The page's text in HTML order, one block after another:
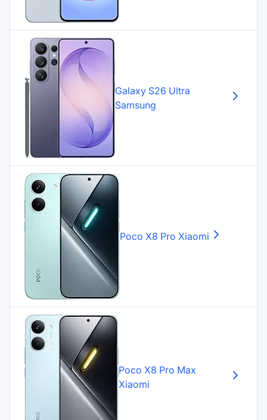
Galaxy S26 Ultra
Samsung
Poco X8 Pro Xiaomi
Poco X8 Pro Max
Xiaomi